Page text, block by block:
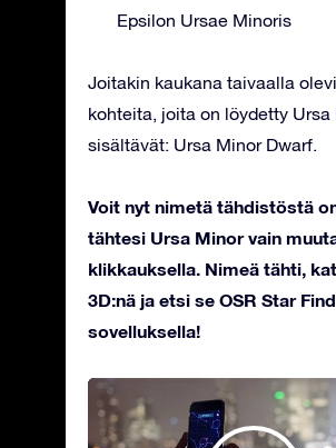
Epsilon Ursae Minoris
Joitakin kaukana taivaalla
kohteita, joita on löydetty Ursa
sisältävät: Ursa Minor Dwarf.
Voit nyt nimetä tähdistöstä
tähtesi Ursa Minor vain
klikkauksella. Nimeä tähti,
3D:nä ja etsi se OSR Star
sovelluksella!